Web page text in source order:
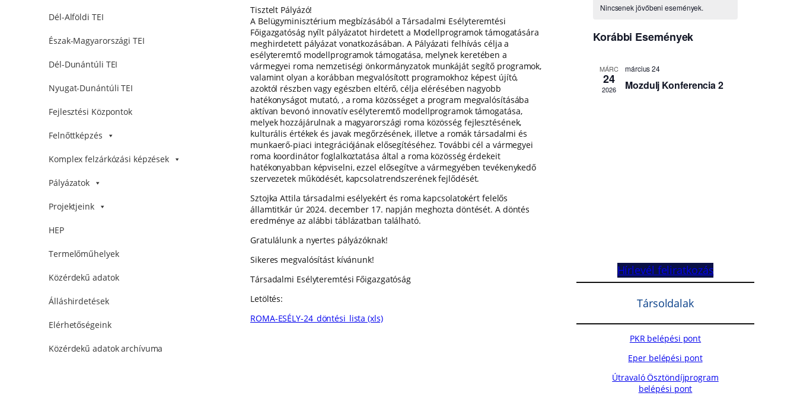
Dél-Alföldi TEI
Észak-Magyarországi TEI
Dél-Dunántúli TEI
Nyugat-Dunántúli TEI
Fejlesztési Központok
Felnőttképzés
Komplex felzárkózási képzések
Pályázatok
Projektjeink
HEP
Termelőműhelyek
Közérdekű adatok
Álláshirdetések
Elérhetőségeink
Közérdekű adatok archívuma
Tisztelt Pályázó!
A Belügyminisztérium megbízásából a Társadalmi Esélyteremtési
Főigazgatóság nyílt pályázatot hirdetett a Modellprogramok támogatására
meghirdetett pályázat vonatkozásában. A Pályázati felhívás célja a
esélyteremtő modellprogramok támogatása, melynek keretében a
vármegyei roma nemzetiségi önkormányzatok munkáját segítő programok,
valamint olyan a korábban megvalósított programokhoz képest újító,
azoktól részben vagy egészben eltérő, célja elérésében nagyobb
hatékonyságot mutató, , a roma közösséget a program megvalósításába
aktívan bevonó innovatív esélyteremtő modellprogramok támogatása,
melyek hozzájárulnak a magyarországi roma közösség fejlesztésének,
kulturális értékek és javak megőrzésének, illetve a romák társadalmi és
munkaerő-piaci integrációjának elősegítéséhez. További cél a vármegyei
roma koordinátor foglalkoztatása által a roma közösség érdekeit
hatékonyabban képviselni, ezzel elősegítve a vármegyében tevékenykedő
szervezetek működését, kapcsolatrendszerének fejlődését.
Sztojka Attila társadalmi esélyekért és roma kapcsolatokért felelős
államtitkár úr 2024. december 17. napján meghozta döntését. A döntés
eredménye az alábbi táblázatban található.
Gratulálunk a nyertes pályázóknak!
Sikeres megvalósítást kívánunk!
Társadalmi Esélyteremtési Főigazgatóság
Letöltés:
ROMA-ESÉLY-24_döntési_lista (xls)
Hírlevél feliratkozás
Társoldalak
PKR belépési pont
Eper belépési pont
Útravaló Ösztöndíjprogram
belépési pont